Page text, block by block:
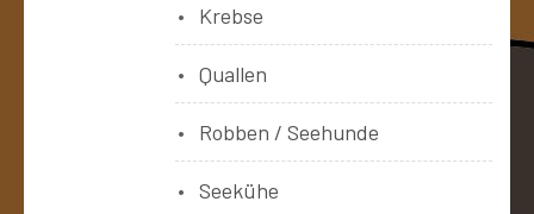
Krebse
Quallen
Robben / Seehunde
Seekühe